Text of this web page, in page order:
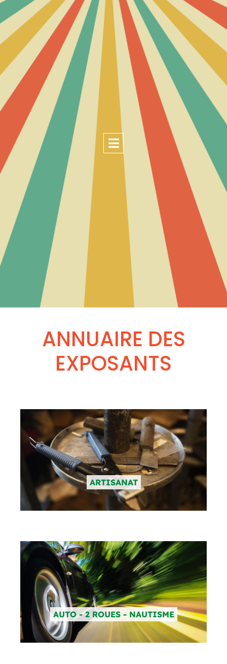
ANNUAIRE DES
EXPOSANTS
ARTISANAT
AUTO - 2 ROUES - NAUTISME